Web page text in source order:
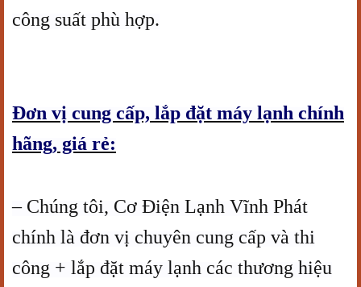
công suất phù hợp.
Đơn vị cung cấp, lắp đặt máy lạnh chính
hãng, giá rẻ:
– Chúng tôi, Cơ Điện Lạnh Vĩnh Phát
chính là đơn vị chuyên cung cấp và thi
công + lắp đặt máy lạnh các thương hiệu